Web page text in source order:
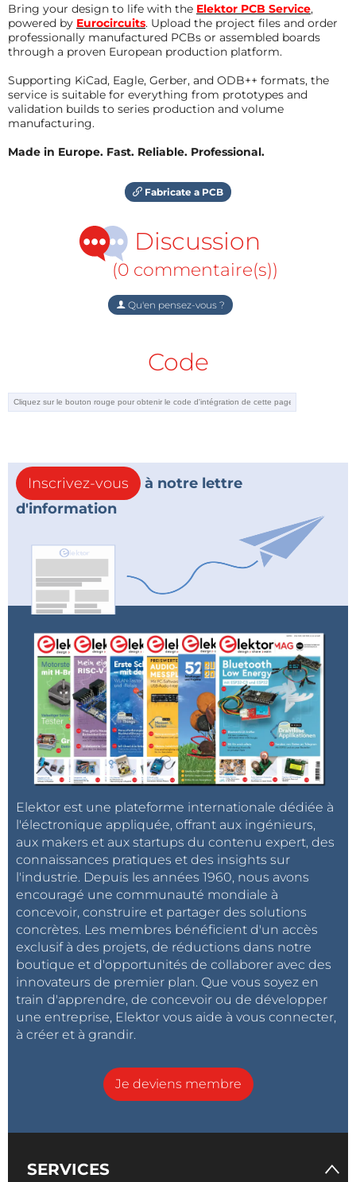
Bring your design to life with the Elektor PCB Service,
powered by Eurocircuits. Upload the project files and order
professionally manufactured PCBs or assembled boards
through a proven European production platform.
Supporting KiCad, Eagle, Gerber, and ODB++ formats, the
service is suitable for everything from prototypes and
validation builds to series production and volume
manufacturing.
Made in Europe. Fast. Reliable. Professional.
Fabricate a PCB
Discussion
(0 commentaire(s))
Qu'en pensez-vous ?
Code
Inscrivez-vous
à notre lettre
d'information
Elektor est une plateforme internationale dédiée à
l'électronique appliquée, offrant aux ingénieurs,
aux makers et aux startups du contenu expert, des
connaissances pratiques et des insights sur
l'industrie. Depuis les années 1960, nous avons
encouragé une communauté mondiale à
concevoir, construire et partager des solutions
concrètes. Les membres bénéficient d'un accès
exclusif à des projets, de réductions dans notre
boutique et d'opportunités de collaborer avec des
innovateurs de premier plan. Que vous soyez en
train d'apprendre, de concevoir ou de développer
une entreprise, Elektor vous aide à vous connecter,
à créer et à grandir.
Je deviens membre
SERVICES